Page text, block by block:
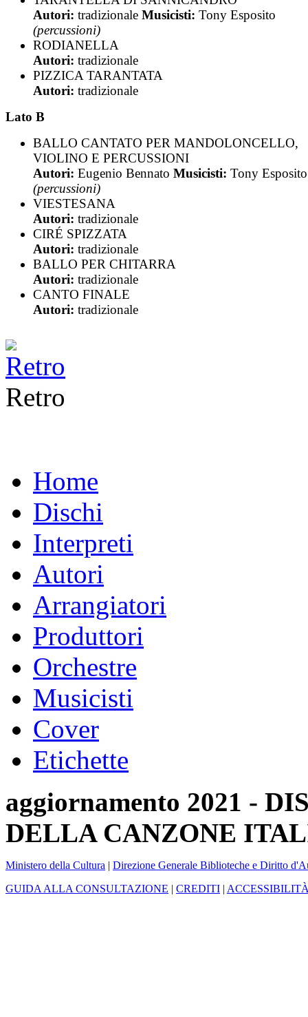
Autori: tradizionale Musicisti: Tony Esposito
(percussioni)
RODIANELLA
Autori: tradizionale
PIZZICA TARANTATA
Autori: tradizionale
Lato B
BALLO CANTATO PER MANDOLONCELLO,
VIOLINO E PERCUSSIONI
Autori: Eugenio Bennato Musicisti: Tony Esposito
(percussioni)
VIESTESANA
Autori: tradizionale
CIRÉ SPIZZATA
Autori: tradizionale
BALLO PER CHITARRA
Autori: tradizionale
CANTO FINALE
Autori: tradizionale
Retro
Home
Dischi
Interpreti
Autori
Arrangiatori
Produttori
Orchestre
Musicisti
Cover
Etichette
aggiornamento 2021 -
DELLA CANZONE
Ministero della Cultura | Direzione Generale Biblioteche e Diritto
GUIDA ALLA CONSULTAZIONE | CREDITI |